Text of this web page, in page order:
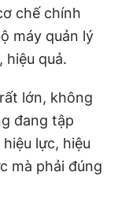
chế chính
máy quản lý
hiệu quả.
lớn, không
đang tập
lực, hiệu
mà phải đúng